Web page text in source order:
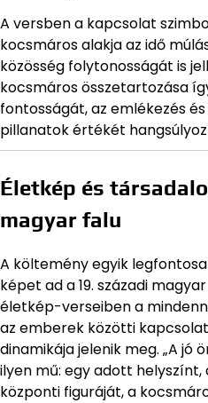
A versben a kapcsolat
kocsmáros alakja az idő
közösség folytonosságát is
kocsmáros összetartozása
fontosságát, az emlékezés
pillanatok értékét
Életkép és
magyar falu
A költemény egyik
képet ad a 19. századi
életkép-verseiben a
az emberek közötti
dinamikája jelenik meg. „A jó
ilyen mű: egy adott helyszínt,
központi figuráját, a